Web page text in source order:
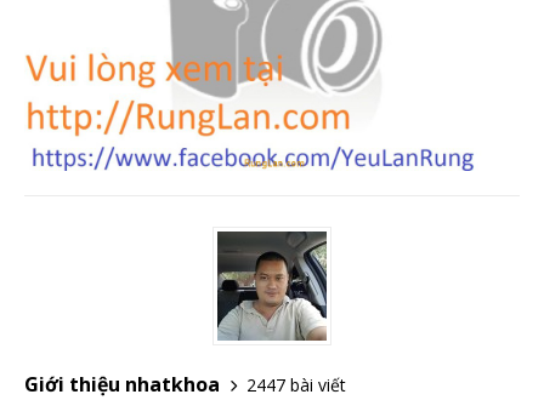
Giới thiệu nhatkhoa
2447 bài viết